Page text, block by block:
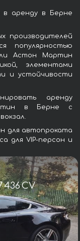
в аренду в Берне
производителей
популярностью
Астон Мартин
элементами
и устойчивости
аренду
в Берне с
для автопроката
для VIP-персон и
CV